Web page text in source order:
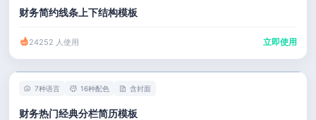
财务简约线条上下结构模板
24252 人使用 立即使用
7种语言 16种配色 含封面
财务热门经典分栏简历模板